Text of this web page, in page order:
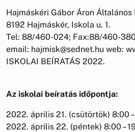
Hajmáskéri Gábor Áron Általános
8192 Hajmáskér, Iskola u. 1.
Tel: 88/460-024; Fax:88/460-380
email: hajmisk@sednet.hu web:
ISKOLAI BEÍRATÁS 2022.
Az iskolai beíratás időpontja:
2022. április 21. (csütörtök) 8:00
2022. április 22. (péntek) 8:00 –